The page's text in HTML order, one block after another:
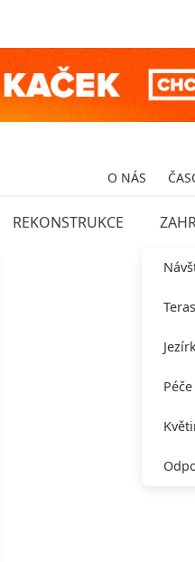
O NÁS
REKONSTRUKCE